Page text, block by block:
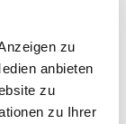
zu
anbieten
zu
zu Ihrer